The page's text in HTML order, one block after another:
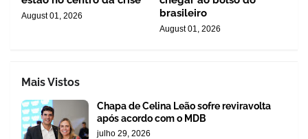
August 01, 2026
brasileiro
August 01, 2026
Mais Vistos
Chapa de Celina Leão sofre reviravolta
após acordo com o MDB
julho 29, 2026